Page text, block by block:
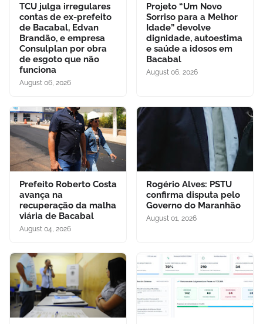
TCU julga irregulares
contas de ex-prefeito
de Bacabal, Edvan
Brandão, e empresa
Consulplan por obra
de esgoto que não
funciona
August 06, 2026
Projeto “Um Novo
Sorriso para a Melhor
Idade” devolve
dignidade, autoestima
e saúde a idosos em
Bacabal
August 06, 2026
Prefeito Roberto Costa
avança na
recuperação da malha
viária de Bacabal
August 04, 2026
Rogério Alves: PSTU
confirma disputa pelo
Governo do Maranhão
August 01, 2026